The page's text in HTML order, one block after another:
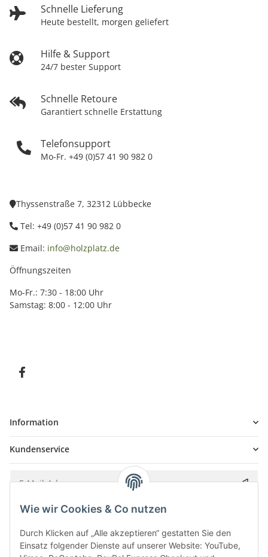
Schnelle Lieferung
Heute bestellt, morgen geliefert
Hilfe & Support
24/7 bester Support
Schnelle Retoure
Garantiert schnelle Erstattung
Telefonsupport
Mo-Fr. +49 (0)57 41 90 982 0
Thyssenstraße 7, 32312 Lübbecke
Tel: +49 (0)57 41 90 982 0
Email: info@holzplatz.de
Öffnungszeiten
Mo-Fr.: 7:30 - 18:00 Uhr
Samstag: 8:00 - 12:00 Uhr
Information
Kundenservice
Bitte senden Sie mir entsprechend IhrerDatenschutzerklärung
Wie wir Cookies & Co nutzen
Durch Klicken auf „Alle akzeptieren“ gestatten Sie den
Einsatz folgender Dienste auf unserer Website: YouTube,